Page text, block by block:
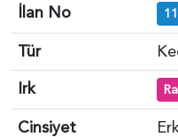
İlan No
Tür
Irk
Cinsiyet